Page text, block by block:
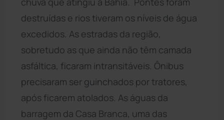
destruídas e rios tiveram os níveis de água
excedidos. As estradas da região,
sobretudo as que ainda não têm camada
asfáltica, ficaram intransitáveis. Ônibus
precisaram ser guinchados por tratores,
após ficarem atolados. As águas da
barragem da Casa Branca, uma das